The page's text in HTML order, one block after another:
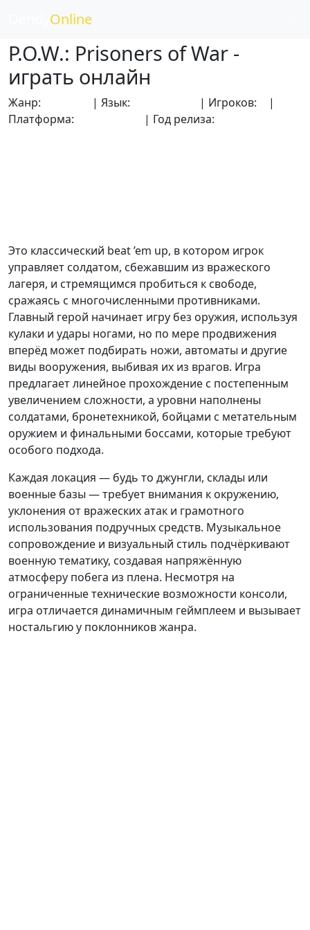
Online
P.O.W.: Prisoners of War -
играть онлайн
Жанр: | Язык: | Игроков:
|
Платформа:
| Год релиза:
Это классический beat ’em up, в котором игрок
управляет солдатом, сбежавшим из вражеского
лагеря, и стремящимся пробиться к свободе,
сражаясь с многочисленными противниками.
Главный герой начинает игру без оружия, используя
кулаки и удары ногами, но по мере продвижения
вперёд может подбирать ножи, автоматы и другие
виды вооружения, выбивая их из врагов. Игра
предлагает линейное прохождение с постепенным
увеличением сложности, а уровни наполнены
солдатами, бронетехникой, бойцами с метательным
оружием и финальными боссами, которые требуют
особого подхода.
Каждая локация — будь то джунгли, склады или
военные базы — требует внимания к окружению,
уклонения от вражеских атак и грамотного
использования подручных средств. Музыкальное
сопровождение и визуальный стиль подчёркивают
военную тематику, создавая напряжённую
атмосферу побега из плена. Несмотря на
ограниченные технические возможности консоли,
игра отличается динамичным геймплеем и вызывает
ностальгию у поклонников жанра.